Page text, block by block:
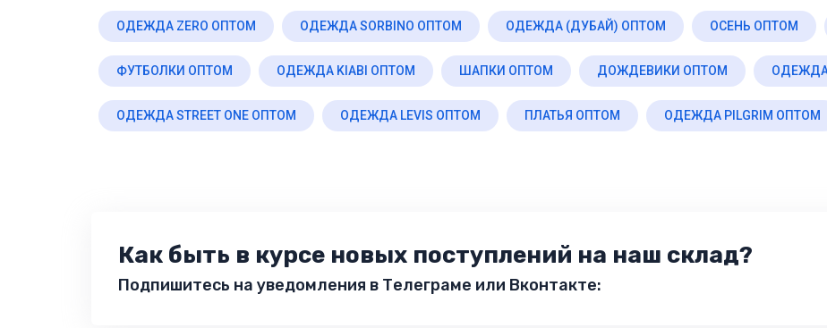
ОДЕЖДА ZERO ОПТОМ ОДЕЖДА SORBINO ОПТОМ ОДЕЖДА (ДУБАЙ) ОПТОМ ОСЕНЬ ОПТОМ
ФУТБОЛКИ ОПТОМ ОДЕЖДА KIABI ОПТОМ ШАПКИ ОПТОМ ДОЖДЕВИКИ ОПТОМ
ОДЕЖДА STREET ONE ОПТОМ ОДЕЖДА LEVIS ОПТОМ ПЛАТЬЯ ОПТОМ ОДЕЖДА PILGRIM ОПТОМ
Как быть в курсе новых поступлений на наш склад?
Подпишитесь на уведомления в Телеграме или Вконтакте: